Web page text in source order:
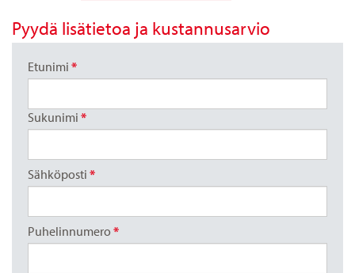
Pyydä lisätietoa ja kustannusarvio
Etunimi *
Sukunimi *
Sähköposti *
Puhelinnumero *